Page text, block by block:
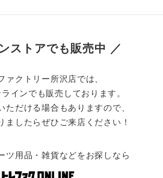
ストアでも販売中 ／
ァクトリー所沢店では、
インでも販売しております。
ただける場合もありますので、
ましたらぜひご来店ください！
ツ用品・雑貨などをお探しなら